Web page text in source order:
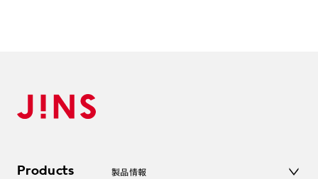
Products 製品情報